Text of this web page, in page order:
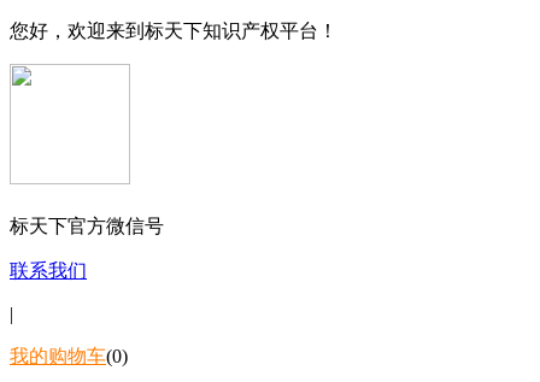
您好，欢迎来到标天下知识产权平台！
标天下官方微信号
联系我们
|
我的购物车(0)